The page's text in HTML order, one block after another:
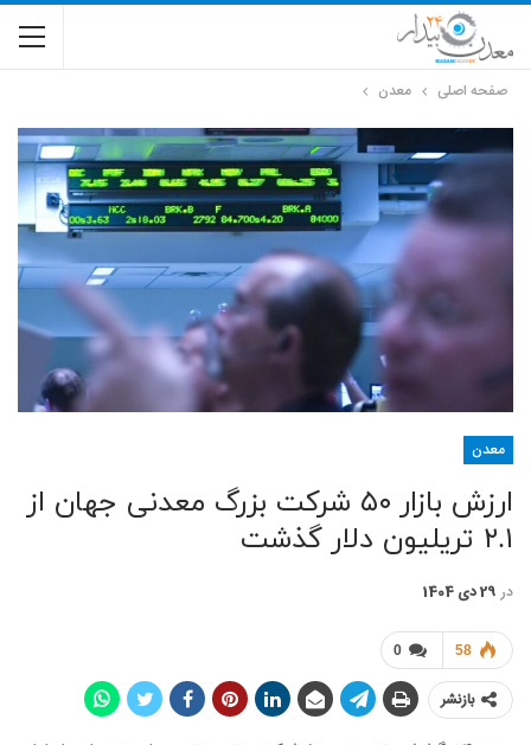
صفحه اصلی معدن
معدن
ارزش بازار ۵۰ شرکت بزرگ معدنی جهان از
۲.۱ تریلیون دلار گذشت
در 29 دی 1404
0 58
بازنشر